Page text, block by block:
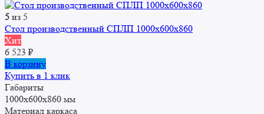
5 из 5
Стол производственный СПЛП 1000х600х860
Хит
6 523 ₽
В корзину
Купить в 1 клик
Габариты
1000x600x860 мм
Материал каркаса